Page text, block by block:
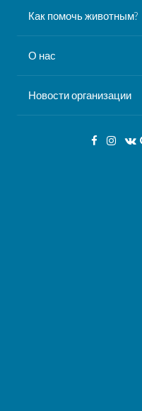
Как помочь животным?
О нас
Новости организации
Facebook